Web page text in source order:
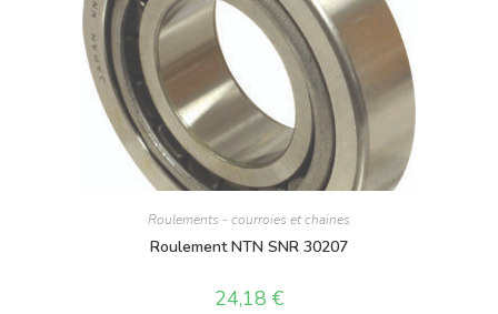
Roulements - courroies et chaines
Roulement NTN SNR 30207
24,18 €